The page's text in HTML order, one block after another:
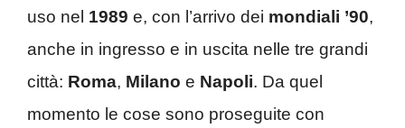
uso nel 1989 e, con l’arrivo dei mondiali ’90,
anche in ingresso e in uscita nelle tre grandi
città: Roma, Milano e Napoli. Da quel
momento le cose sono proseguite con